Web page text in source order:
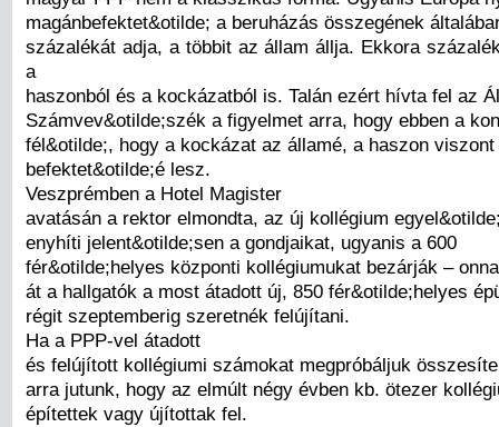
magánbefektet&otilde; a beruházás összegének
százalékát adja, a többit az állam állja. Ekkora
a
haszonból és a kockázatból is. Talán ezért hívta fel az
Számvev&otilde;szék a figyelmet arra, hogy ebben a
fél&otilde;, hogy a kockázat az államé, a haszon viszont
befektet&otilde;é lesz.
Veszprémben a Hotel Magister
avatásán a rektor elmondta, az új kollégium
enyhíti jelent&otilde;sen a gondjaikat, ugyanis a 600
fér&otilde;helyes központi kollégiumukat bezárják –
át a hallgatók a most átadott új, 850 fér&otilde;helyes
régit szeptemberig szeretnék felújítani.
Ha a PPP-vel átadott
és felújított kollégiumi számokat megpróbáljuk
arra jutunk, hogy az elmúlt négy évben kb. ötezer
építettek vagy újítottak fel.